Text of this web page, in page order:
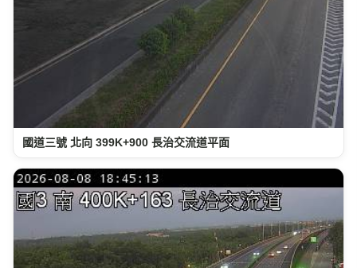
國道三號 北向 399K+900 長治交流道平面